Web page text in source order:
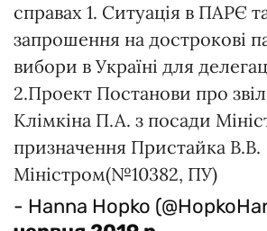
справах 1. Ситуація в ПАРЄ
запрошення на дострокові
вибори в Україні для
2.Проект Постанови про
Клімкіна П.А. з посади
призначення Пристайка В.В.
Міністром(№10382, ПУ)
- Hanna Hopko